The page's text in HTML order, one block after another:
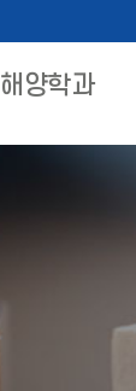
해양학과